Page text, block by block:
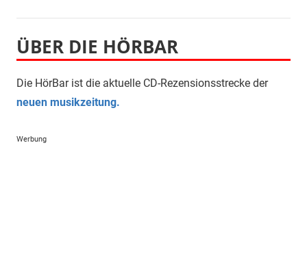
ÜBER DIE HÖRBAR
Die HörBar ist die aktuelle CD-Rezensionsstrecke der
neuen musikzeitung.
Werbung